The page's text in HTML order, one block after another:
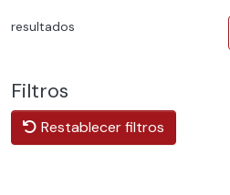
resultados
Filtros
Restablecer filtros